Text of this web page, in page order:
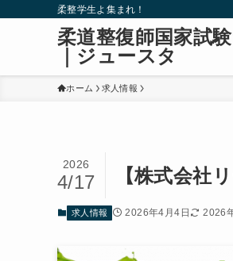
柔整学生よ集まれ！
柔道整復師国家試
｜ジュースタ
ホーム 求人情報
【株式会社
2026
4/17
求人情報 2026年4月4日 2026